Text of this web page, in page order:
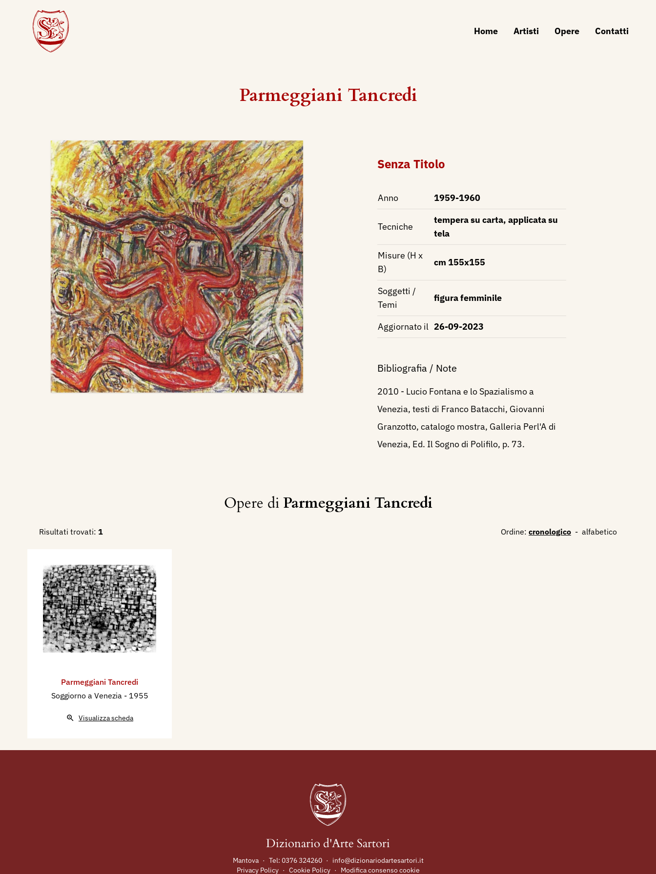
Home Artisti Opere Contatti
Parmeggiani Tancredi
Senza Titolo
Anno 1959-1960
Tecniche
tempera su carta, applicata su
tela
Misure (H x
B)
cm 155x155
Soggetti /
Temi
figura femminile
Aggiornato il 26-09-2023
Bibliografia / Note
2010 - Lucio Fontana e lo Spazialismo a
Venezia, testi di Franco Batacchi, Giovanni
Granzotto, catalogo mostra, Galleria Perl'A di
Venezia, Ed. Il Sogno di Polifilo, p. 73.
Opere diParmeggiani Tancredi
Risultati trovati: 1 Ordine: cronologico - alfabetico
Parmeggiani Tancredi
Soggiorno a Venezia - 1955
Visualizza scheda
Dizionario d'Arte Sartori
Mantova · Tel: 0376 324260 ·
info@dizionariodartesartori.it
Privacy Policy · Cookie Policy · Modifica consenso cookie